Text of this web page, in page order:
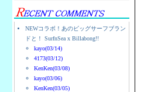
NEWコラボ！あのビッグサーフブラン
ドと！ SurfnSea x Billabong!!
kayo(03/14)
4173(03/12)
KenKen(03/08)
kayo(03/06)
KenKen(03/05)